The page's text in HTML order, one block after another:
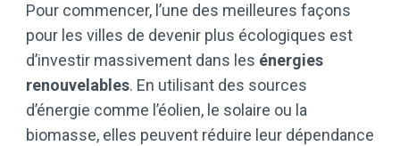
Pour commencer, l’une des meilleures façons
pour les villes de devenir plus écologiques est
d’investir massivement dans les énergies
renouvelables. En utilisant des sources
d’énergie comme l’éolien, le solaire ou la
biomasse, elles peuvent réduire leur dépendance